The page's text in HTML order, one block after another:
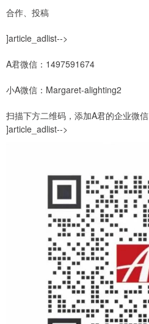
合作、投稿
]article_adlist-->
A君微信：1497591674
小A微信：Margaret-alighting2
扫描下方二维码，添加A君的企业微信
]article_adlist-->